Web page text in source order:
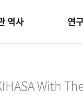
역사 연
키워드로
With